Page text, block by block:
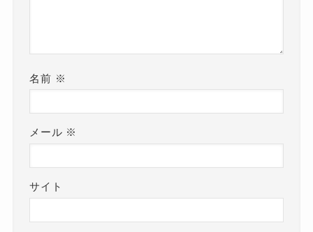
名前 ※
メール ※
サイト